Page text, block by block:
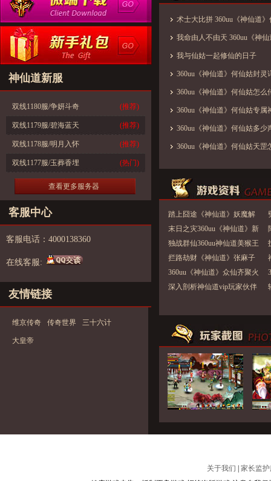
神仙道新服
双线1180服/争妍斗奇 (推荐)
双线1179服/碧海蓝天 (推荐)
双线1178服/明月入怀 (推荐)
双线1177服/玉葬香埋 (热门)
查看更多服务器
客服中心
客服电话：4000138360
在线客服:
友情链接
维京传奇 传奇世界 三十六计
大皇帝
术士大比拼 360uu《神仙道
我命由人不由天 360uu《神
略
我与仙姑一起修仙的日子
360uu《神仙道》何仙姑封灵
360uu《神仙道》何仙姑怎么
360uu《神仙道》何仙姑专属
360uu《神仙道》何仙姑多少
360uu《神仙道》何仙姑天罡
踏上囧途《神仙道》妖魔解
除封印涌入人间
末日之灾360uu《神仙道》新
绝招不留情面
独战群仙360uu神仙道美猴王
大闹天宫
拦路劫财《神仙道》张麻子
挡路求给力
360uu《神仙道》众仙齐聚火
焰山 疯抢辟邪玉
深入剖析神仙道vip玩家伙伴
关于我们
家长监